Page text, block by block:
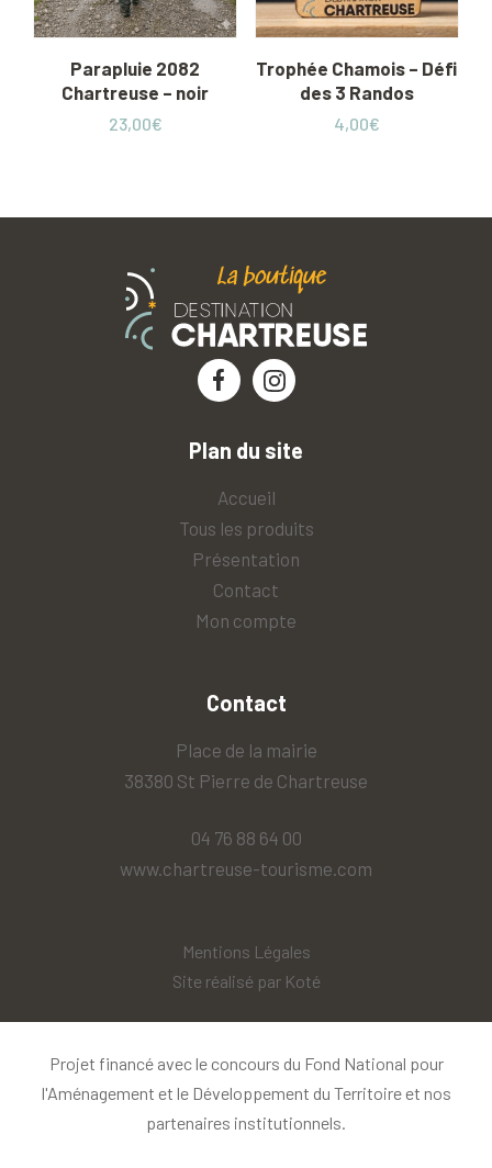
Parapluie 2082
Chartreuse – noir
23,00€
Trophée Chamois – Défi
des 3 Randos
4,00€
Plan du site
Accueil
Tous les produits
Présentation
Contact
Mon compte
Contact
Place de la mairie
38380 St Pierre de Chartreuse
04 76 88 64 00
www.chartreuse-tourisme.com
Mentions Légales
Site réalisé par Koté
Projet financé avec le concours du Fond National pour
l'Aménagement et le Développement du Territoire et nos
partenaires institutionnels.